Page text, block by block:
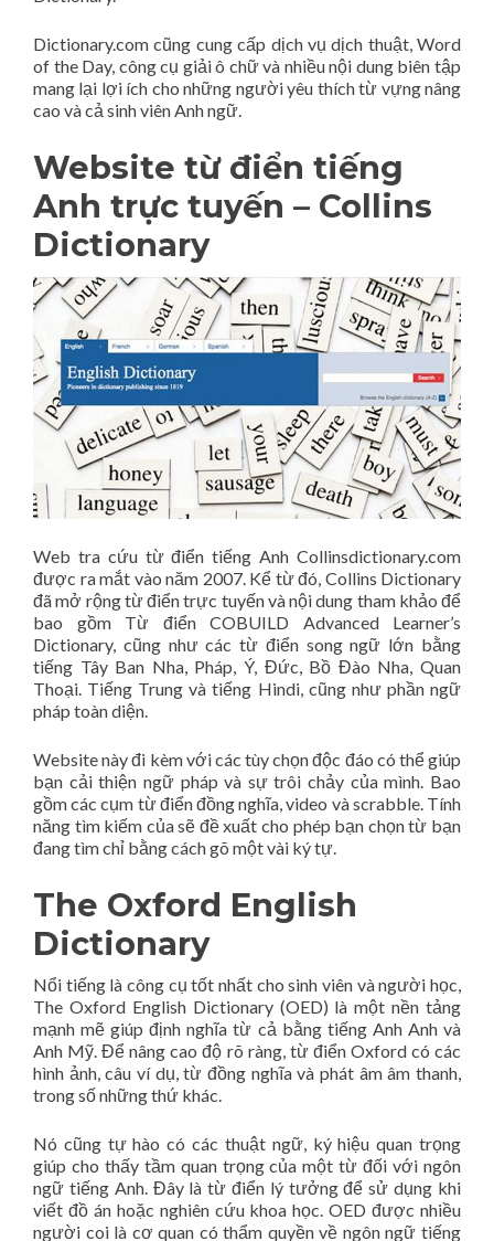
Dictionary.com cũng cung cấp dịch vụ dịch thuật, Word
of the Day, công cụ giải ô chữ và nhiều nội dung biên tập
mang lại lợi ích cho những người yêu thích từ vựng nâng
cao và cả sinh viên Anh ngữ.
Website từ điển tiếng
Anh trực tuyến – Collins
Dictionary
Web tra cứu từ điển tiếng Anh Collinsdictionary.com
được ra mắt vào năm 2007. Kể từ đó, Collins Dictionary
đã mở rộng từ điển trực tuyến và nội dung tham khảo để
bao gồm Từ điển COBUILD Advanced Learner’s
Dictionary, cũng như các từ điển song ngữ lớn bằng
tiếng Tây Ban Nha, Pháp, Ý, Đức, Bồ Đào Nha, Quan
Thoại. Tiếng Trung và tiếng Hindi, cũng như phần ngữ
pháp toàn diện.
Website này đi kèm với các tùy chọn độc đáo có thể giúp
bạn cải thiện ngữ pháp và sự trôi chảy của mình. Bao
gồm các cụm từ điển đồng nghĩa, video và scrabble. Tính
năng tìm kiếm của sẽ đề xuất cho phép bạn chọn từ bạn
đang tìm chỉ bằng cách gõ một vài ký tự.
The Oxford English
Dictionary
Nổi tiếng là công cụ tốt nhất cho sinh viên và người học,
The Oxford English Dictionary (OED) là một nền tảng
mạnh mẽ giúp định nghĩa từ cả bằng tiếng Anh Anh và
Anh Mỹ. Để nâng cao độ rõ ràng, từ điển Oxford có các
hình ảnh, câu ví dụ, từ đồng nghĩa và phát âm âm thanh,
trong số những thứ khác.
Nó cũng tự hào có các thuật ngữ, ký hiệu quan trọng
giúp cho thấy tầm quan trọng của một từ đối với ngôn
ngữ tiếng Anh. Đây là từ điển lý tưởng để sử dụng khi
viết đồ án hoặc nghiên cứu khoa học. OED được nhiều
người coi là cơ quan có thẩm quyền về ngôn ngữ tiếng